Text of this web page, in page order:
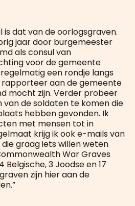
is dat van de oorlogsgraven.
jaar door burgemeester
als consul van
voor de gemeente
een rondje langs
aan de gemeente
mocht zijn. Verder probeer
de soldaten te komen die
hebben gevonden. Ik
met mensen tot in
krijg ik ook e-mails van
graag iets willen weten
War Graves
Belgische, 3 Joodse en 17
zijn hier aan de